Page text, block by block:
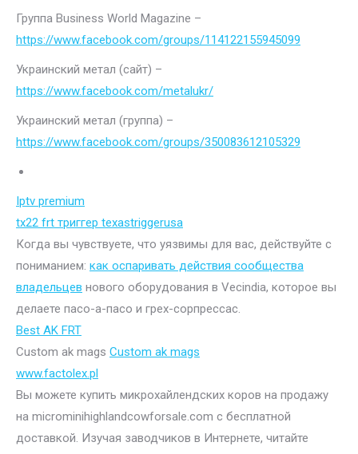
Группа Business World Magazine –
https://www.facebook.com/groups/114122155945099
Украинский метал (сайт) –
https://www.facebook.com/metalukr/
Украинский метал (группа) –
https://www.facebook.com/groups/350083612105329
Iptv premium
tx22 frt триггер texastriggerusa
Когда вы чувствуете, что уязвимы для вас, действуйте с
пониманием: как оспаривать действия сообщества
владельцев нового оборудования в Vecindia, которое вы
делаете пасо-а-пасо и грех-сорпрессас.
Best AK FRT
Custom ak mags Custom ak mags
www.factolex.pl
Вы можете купить микрохайлендских коров на продажу
на microminihighlandcowforsale.com с бесплатной
доставкой. Изучая заводчиков в Интернете, читайте